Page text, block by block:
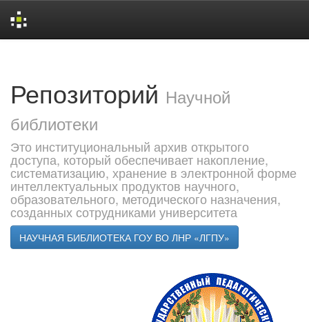
Репозиторий Научной
библиотеки
Это институциональный архив открытого
доступа, который обеспечивает накопление,
систематизацию, хранение в электронной форме
интеллектуальных продуктов научного,
образовательного, методического назначения,
созданных сотрудниками университета
НАУЧНАЯ БИБЛИОТЕКА ГОУ ВО ЛНР «ЛГПУ»